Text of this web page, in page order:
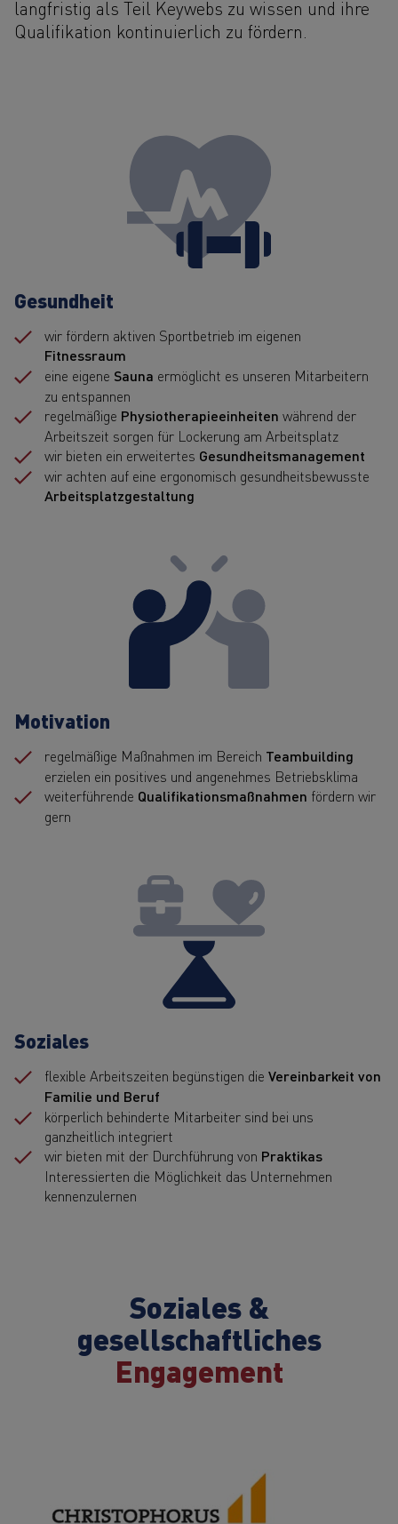
langfristig als Teil Keywebs zu wissen und ihre
Qualifikation kontinuierlich zu fördern.
Gesundheit
wir fördern aktiven Sportbetrieb im eigenen
Fitnessraum
eine eigene Sauna ermöglicht es unseren Mitarbeitern
zu entspannen
regelmäßige Physiotherapieeinheiten während der
Arbeitszeit sorgen für Lockerung am Arbeitsplatz
wir bieten ein erweitertes Gesundheitsmanagement
wir achten auf eine ergonomisch gesundheitsbewusste
Arbeitsplatzgestaltung
Motivation
regelmäßige Maßnahmen im Bereich Teambuilding
erzielen ein positives und angenehmes Betriebsklima
weiterführende Qualifikationsmaßnahmen fördern wir
gern
Soziales
flexible Arbeitszeiten begünstigen die Vereinbarkeit von
Familie und Beruf
körperlich behinderte Mitarbeiter sind bei uns
ganzheitlich integriert
wir bieten mit der Durchführung von Praktikas
Interessierten die Möglichkeit das Unternehmen
kennenzulernen
Soziales &
gesellschaftliches
Engagement